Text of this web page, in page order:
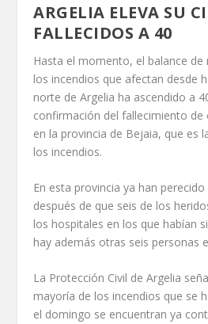
ARGELIA ELEVA SU
FALLECIDOS A 40
Hasta el momento, el balance
los incendios que afectan desde
norte de Argelia ha ascendido a
confirmación del fallecimiento de
en la provincia de Bejaia, que es
los incendios.
En esta provincia ya han
después de que seis de los
los hospitales en los que habían
hay además otras seis personas
La Protección Civil de Argelia
mayoría de los incendios que se
el domingo se encuentran ya